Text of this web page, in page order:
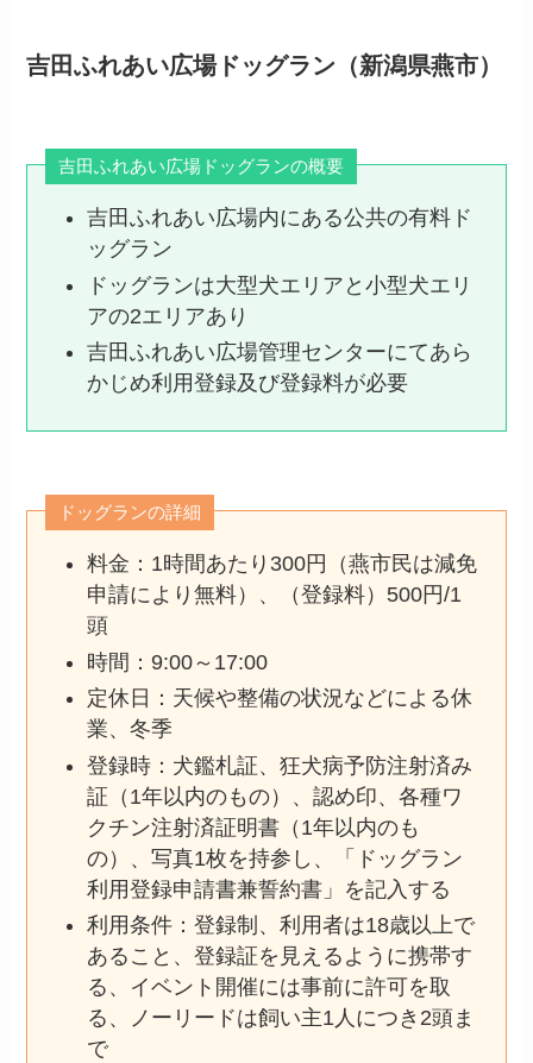
吉田ふれあい広場ドッグラン（新潟県燕市）
吉田ふれあい広場ドッグランの概要
吉田ふれあい広場内にある公共の有料ド
ッグラン
ドッグランは大型犬エリアと小型犬エリ
アの2エリアあり
吉田ふれあい広場管理センターにてあら
かじめ利用登録及び登録料が必要
ドッグランの詳細
料金：1時間あたり300円（燕市民は減免
申請により無料）、（登録料）500円/1
頭
時間：9:00～17:00
定休日：天候や整備の状況などによる休
業、冬季
登録時：犬鑑札証、狂犬病予防注射済み
証（1年以内のもの）、認め印、各種ワ
クチン注射済証明書（1年以内のも
の）、写真1枚を持参し、「ドッグラン
利用登録申請書兼誓約書」を記入する
利用条件：登録制、利用者は18歳以上で
あること、登録証を見えるように携帯す
る、イベント開催には事前に許可を取
る、ノーリードは飼い主1人につき2頭ま
で